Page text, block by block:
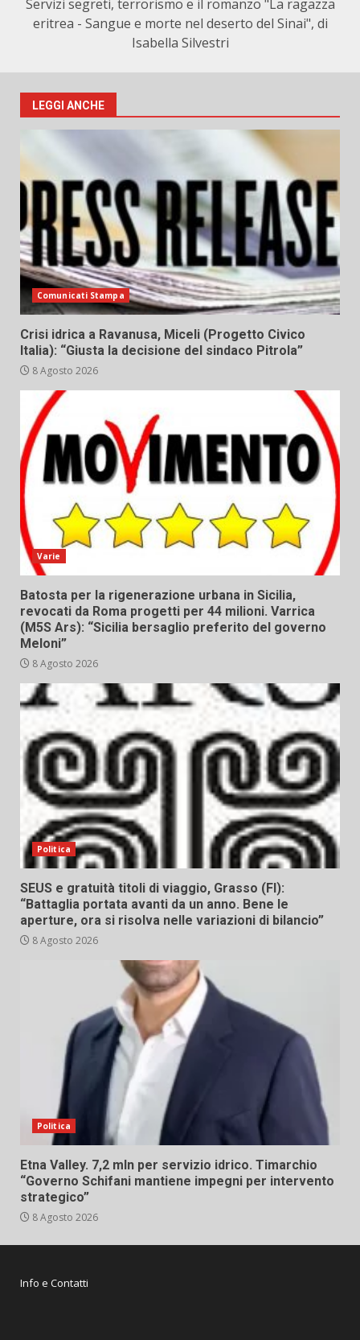
Servizi segreti, terrorismo e il romanzo "La ragazza
eritrea - Sangue e morte nel deserto del Sinai", di
Isabella Silvestri
LEGGI ANCHE
Comunicati Stampa
Crisi idrica a Ravanusa, Miceli (Progetto Civico
Italia): “Giusta la decisione del sindaco Pitrola”
8 Agosto 2026
Varie
Batosta per la rigenerazione urbana in Sicilia,
revocati da Roma progetti per 44 milioni. Varrica
(M5S Ars): “Sicilia bersaglio preferito del governo
Meloni”
8 Agosto 2026
Politica
SEUS e gratuità titoli di viaggio, Grasso (FI):
“Battaglia portata avanti da un anno. Bene le
aperture, ora si risolva nelle variazioni di bilancio”
8 Agosto 2026
Politica
Etna Valley. 7,2 mln per servizio idrico. Timarchio
“Governo Schifani mantiene impegni per intervento
strategico”
8 Agosto 2026
Info e Contatti